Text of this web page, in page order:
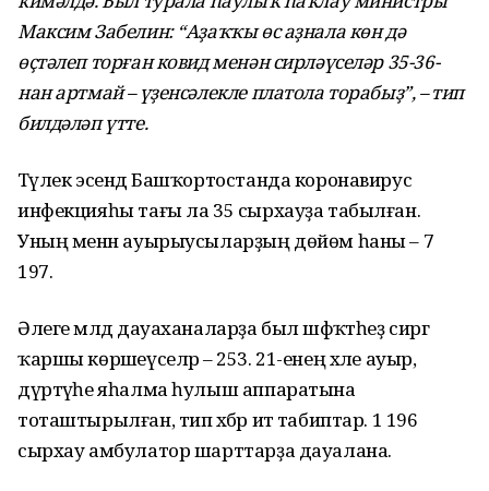
Максим Забелин: “Аҙаҡҡы өс аҙнала көн дә
өҫтәлеп торған ковид менән сирләүселәр 35-36-
нан артмай – үҙенсәлекле платола торабыҙ”, – тип
билдәләп үтте.
Тәүлек эсендә Башҡортостанда коронавирус
инфекцияһы тағы ла 35 сырхауҙа табылған.
Уның менән ауырыусыларҙың дөйөм һаны – 7
197.
Әлеге мәлдә дауаханаларҙа был шәфҡәтһеҙ сиргә
ҡаршы көрәшеүселәр – 253. 21-енең хәле ауыр,
дүртәүһе яһалма һулыш аппаратына
тоташтырылған, тип хәбәр итә табиптар. 1 196
сырхау амбулатор шарттарҙа дауалана.